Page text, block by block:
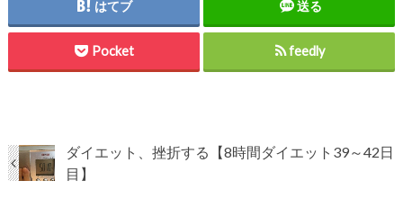
はてブ 送る
Pocket feedly
ダイエット、挫折する【8時間ダイエット39～42日
目】